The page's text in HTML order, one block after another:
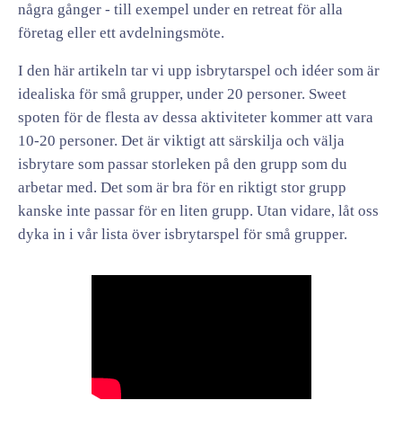
några gånger - till exempel under en retreat för alla
företag eller ett avdelningsmöte.
I den här artikeln tar vi upp isbrytarspel och idéer som är
idealiska för små grupper, under 20 personer. Sweet
spoten för de flesta av dessa aktiviteter kommer att vara
10-20 personer. Det är viktigt att särskilja och välja
isbrytare som passar storleken på den grupp som du
arbetar med. Det som är bra för en riktigt stor grupp
kanske inte passar för en liten grupp. Utan vidare, låt oss
dyka in i vår lista över isbrytarspel för små grupper.